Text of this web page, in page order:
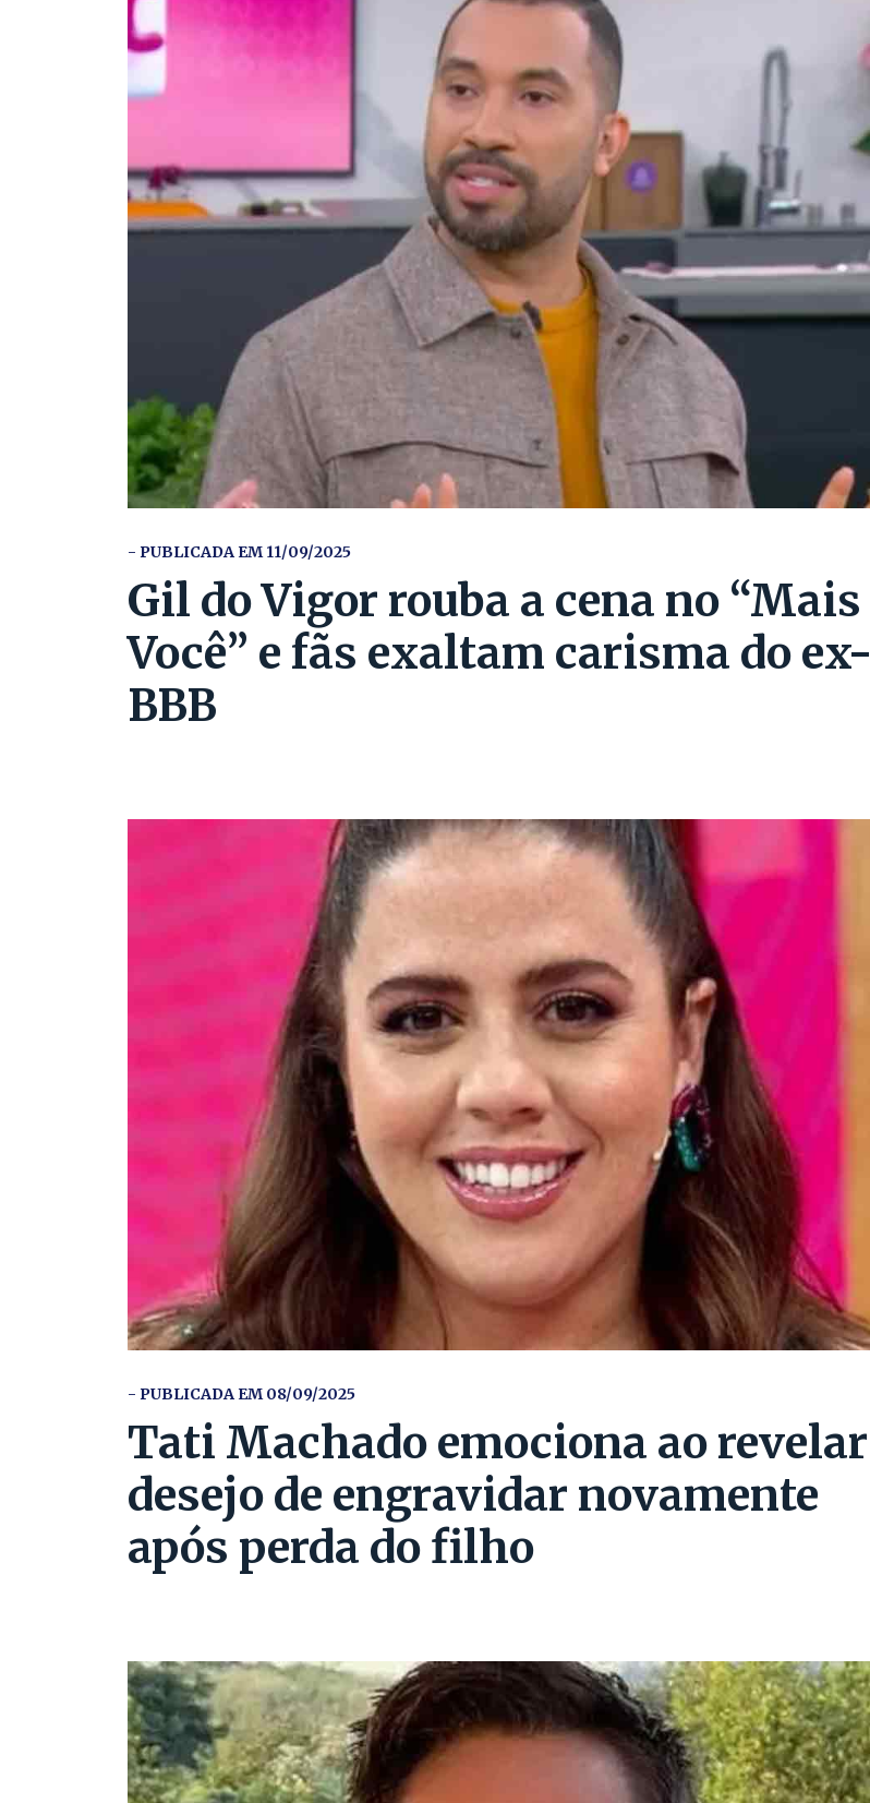
- PUBLICADA EM 11/09/2025
Gil do Vigor rouba a cena no “Mais
Você” e fãs exaltam carisma do ex-
BBB
- PUBLICADA EM 08/09/2025
Tati Machado emociona ao revelar
desejo de engravidar novamente
após perda do filho